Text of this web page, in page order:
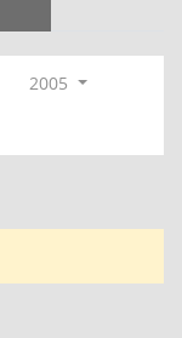
2005